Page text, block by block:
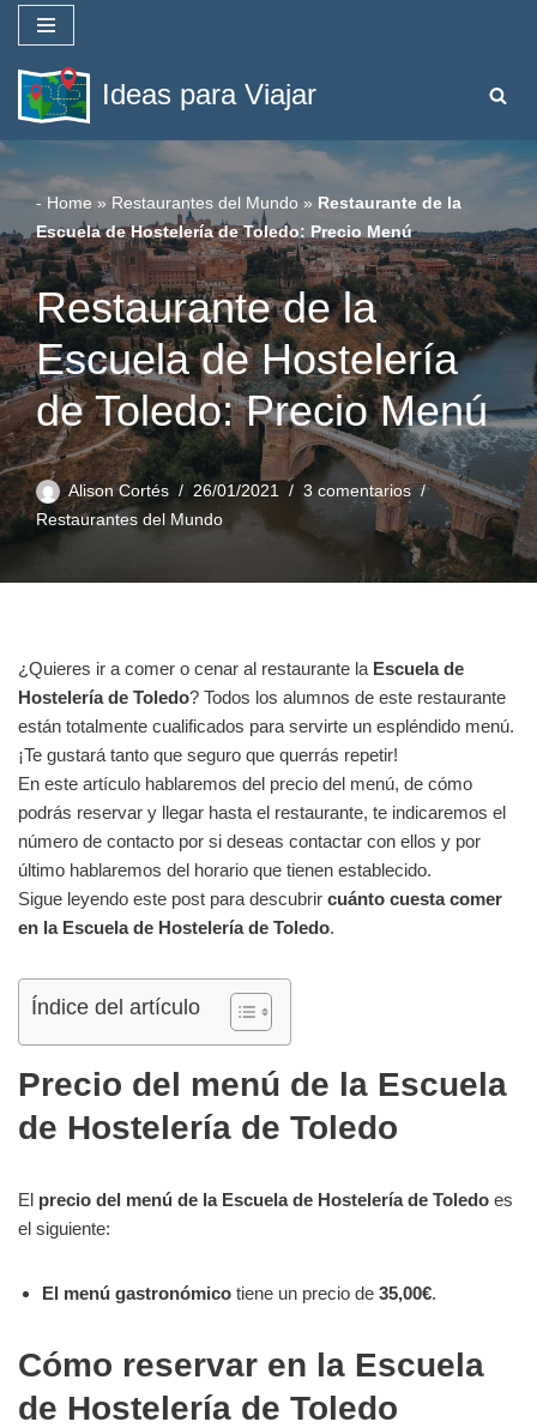
Saltar
al
contenido
Ideas para Viajar
- Home » Restaurantes del Mundo » Restaurante de la
Escuela de Hostelería de Toledo: Precio Menú
Restaurante de la
Escuela de Hostelería
de Toledo: Precio Menú
Alison Cortés 26/01/2021
3 comentarios
Restaurantes del Mundo
¿Quieres ir a comer o cenar al restaurante la Escuela de
Hostelería de Toledo? Todos los alumnos de este restaurante
están totalmente cualificados para servirte un espléndido menú.
¡Te gustará tanto que seguro que querrás repetir!
En este artículo hablaremos del precio del menú, de cómo
podrás reservar y llegar hasta el restaurante, te indicaremos el
número de contacto por si deseas contactar con ellos y por
último hablaremos del horario que tienen establecido.
Sigue leyendo este post para descubrir cuánto cuesta comer
en la Escuela de Hostelería de Toledo.
Índice del artículo
Precio del menú de la Escuela
de Hostelería de Toledo
El precio del menú de la Escuela de Hostelería de Toledo es
el siguiente:
El menú gastronómico tiene un precio de 35,00€.
Cómo reservar en la Escuela
de Hostelería de Toledo